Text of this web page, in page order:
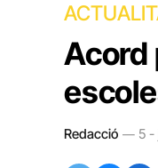
Acord
Redacció 5 -